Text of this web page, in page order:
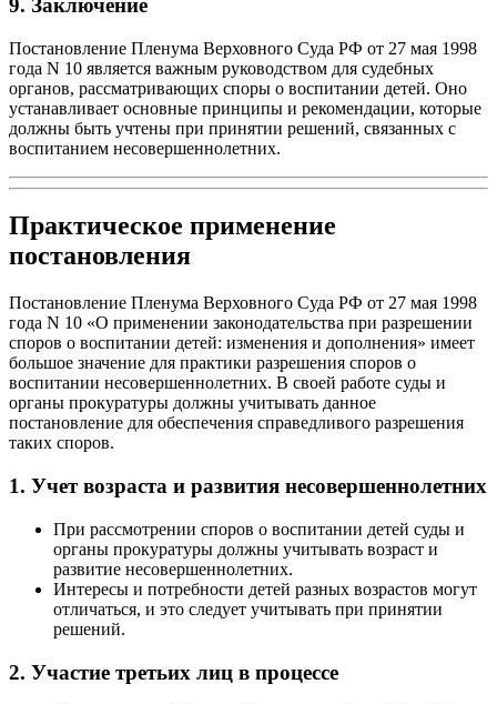
9. Заключение
Постановление Пленума Верховного Суда РФ от 27 мая 1998
года N 10 является важным руководством для судебных
органов, рассматривающих споры о воспитании детей. Оно
устанавливает основные принципы и рекомендации, которые
должны быть учтены при принятии решений, связанных с
воспитанием несовершеннолетних.
Практическое применение
постановления
Постановление Пленума Верховного Суда РФ от 27 мая 1998
года N 10 «О применении законодательства при разрешении
споров о воспитании детей: изменения и дополнения» имеет
большое значение для практики разрешения споров о
воспитании несовершеннолетних. В своей работе суды и
органы прокуратуры должны учитывать данное
постановление для обеспечения справедливого разрешения
таких споров.
1. Учет возраста и развития несовершеннолетних
При рассмотрении споров о воспитании детей суды и
органы прокуратуры должны учитывать возраст и
развитие несовершеннолетних.
Интересы и потребности детей разных возрастов могут
отличаться, и это следует учитывать при принятии
решений.
2. Участие третьих лиц в процессе